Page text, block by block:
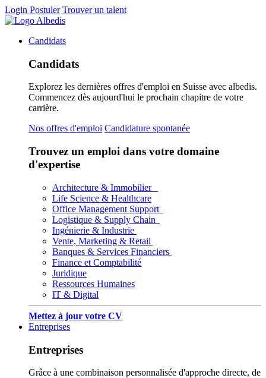
Login Postuler Trouver un talent
Candidats
Candidats
Explorez les dernières offres d'emploi en Suisse avec albedis.
Commencez dès aujourd'hui le prochain chapitre de votre
carrière.
Nos offres d'emploi Candidature spontanée
Trouvez un emploi dans votre domaine
d'expertise
Architecture & Immobilier
Life Science & Healthcare
Office Management Support
Logistique & Supply Chain
Ingénierie & Industrie
Vente, Marketing & Retail
Banques & Services Financiers
Finance et Comptabilité
Juridique
Ressources Humaines
IT & Digital
Mettez à jour votre CV
Entreprises
Entreprises
Grâce à une combinaison personnalisée d'approche directe, de